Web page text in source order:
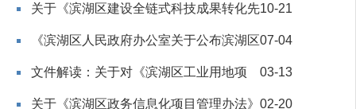
10-21
关于《滨湖区建设全链式科技成果转化先
07-04
《滨湖区人民政府办公室关于公布滨湖区
03-13
文件解读：关于对《滨湖区工业用地项
02-20
关于《滨湖区政务信息化项目管理办法》